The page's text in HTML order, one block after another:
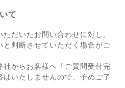
て
だいたお問い合わせに対し、
判断させていただく場合がご
からお客様へ「ご質問受付完
いたしませんので、予めご了